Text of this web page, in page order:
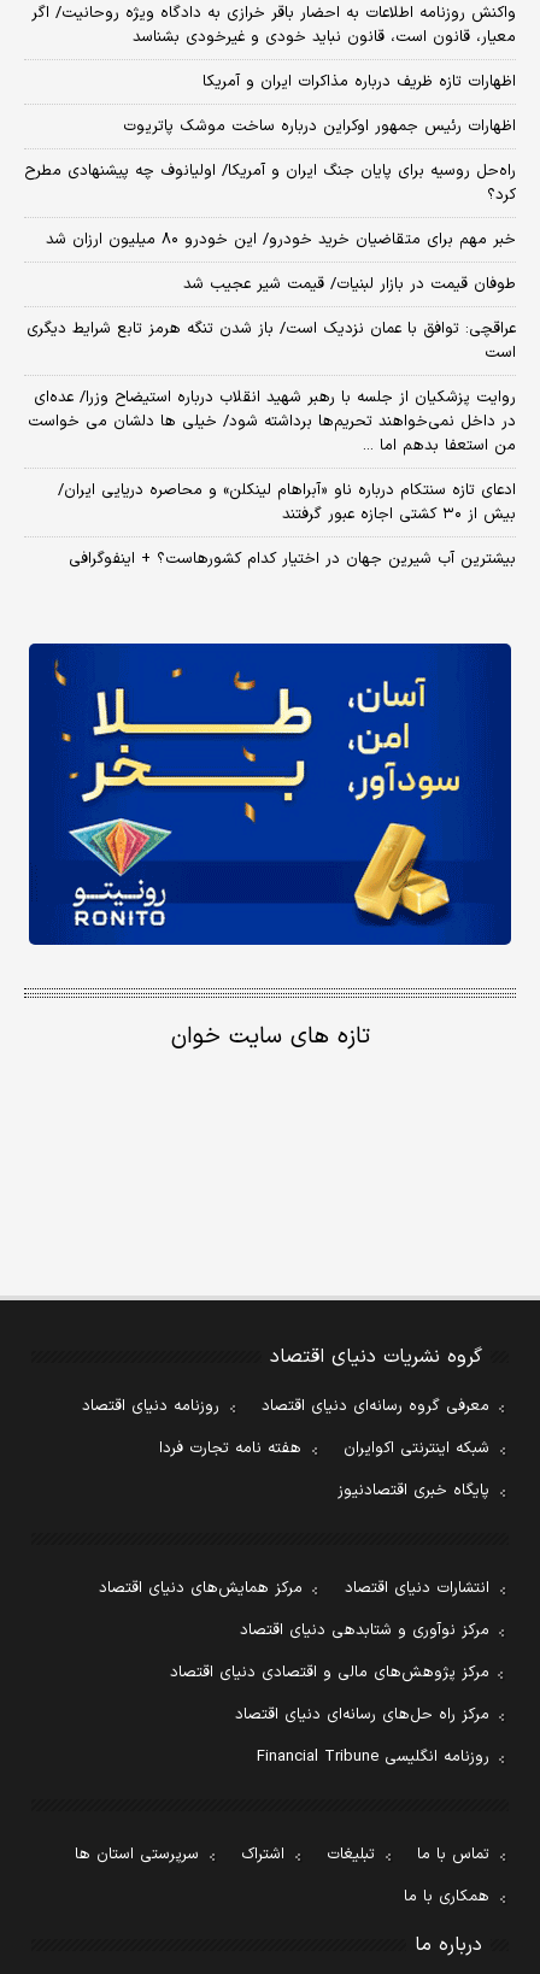
واکنش روزنامه اطلاعات به احضار باقر خرازی به دادگاه ویژه روحانیت/ اگر
معیار، قانون است، قانون نباید خودی و غیرخودی بشناسد
اظهارات تازه ظریف درباره مذاکرات ایران و آمریکا
اظهارات رئیس جمهور اوکراین درباره ساخت موشک پاتریوت
راه‌حل روسیه برای پایان جنگ ایران و آمریکا/ اولیانوف چه پیشنهادی مطرح
کرد؟
خبر مهم برای متقاضیان خرید خودرو/ این خودرو ۸۰ میلیون ارزان شد
طوفان قیمت در بازار لبنیات/ قیمت شیر عجیب شد
عراقچی: توافق با عمان نزدیک است/ باز شدن تنگه هرمز تابع شرایط دیگری
است
روایت پزشکیان از جلسه با رهبر شهید انقلاب درباره استیضاح وزرا/ عده‌ای
در داخل نمی‌خواهند تحریم‌ها برداشته شود/ خیلی ها دلشان می خواست
من استعفا بدهم اما ...
ادعای تازه سنتکام درباره ناو «آبراهام لینکلن» و محاصره دریایی ایران/
بیش از ۳۰ کشتی اجازه عبور گرفتند
بیشترین آب شیرین جهان در اختیار کدام کشورهاست؟ + اینفوگرافی
تازه های سایت خوان
گروه نشریات دنیای اقتصاد
معرفی گروه رسانه‌ای دنیای اقتصاد
روزنامه دنیای اقتصاد
شبکه اینترنتی اکوایران
هفته نامه تجارت فردا
پایگاه خبری اقتصادنیوز
انتشارات دنیای اقتصاد
مرکز همایش‌های دنیای اقتصاد
مرکز نوآوری و شتابدهی دنیای اقتصاد
مرکز پژوهش‌های مالی و اقتصادی دنیای اقتصاد
مرکز راه حل‌های رسانه‌ای دنیای اقتصاد
روزنامه انگلیسی Financial Tribune
تماس با ما تبلیغات اشتراک
سرپرستی استان ها
همکاری با ما
درباره ما